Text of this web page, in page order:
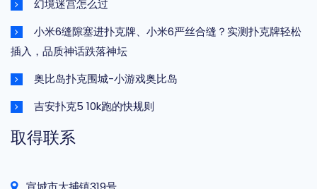
幻境迷宫怎么过
小米6缝隙塞进扑克牌、小米6严丝合缝？实测扑克牌轻松
插入，品质神话跌落神坛
奥比岛扑克围城-小游戏奥比岛
吉安扑克5 10k跑的快规则
取得联系